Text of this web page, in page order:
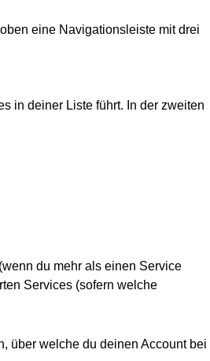
eine Navigationsleiste mit drei
in deiner Liste führt. In der zweiten
du mehr als einen Service
Services (sofern welche
über welche du deinen Account bei